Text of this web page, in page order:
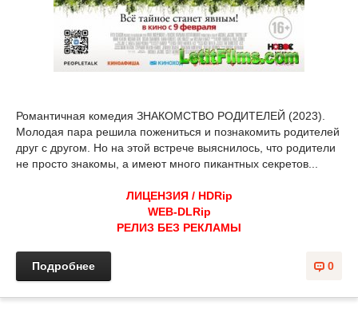
Романтичная комедия ЗНАКОМСТВО РОДИТЕЛЕЙ (2023).
Молодая пара решила пожениться и познакомить родителей
друг с другом. Но на этой встрече выяснилось, что родители
не просто знакомы, а имеют много пикантных секретов...
ЛИЦЕНЗИЯ / HDRip
WEB-DLRip
РЕЛИЗ БЕЗ РЕКЛАМЫ
0
Подробнее